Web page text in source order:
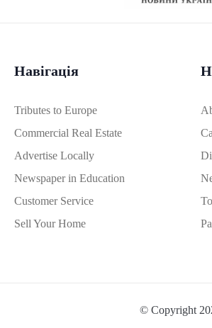
Навігація
Tributes to Europe
Commercial Real Estate
Advertise Locally
Newspaper in Education
Customer Service
Sell Your Home
© Copyright